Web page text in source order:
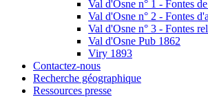
Val d'Osne n° 1 - Fontes
Val d'Osne n° 2 - Fontes
Val d'Osne n° 3 - Fontes
Val d'Osne Pub 1862
Viry 1893
Contactez-nous
Recherche géographique
Ressources presse